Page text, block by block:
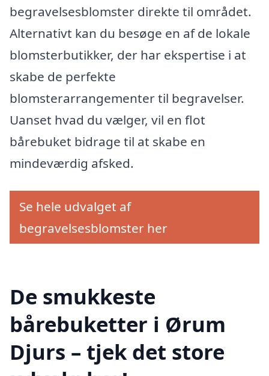
begravelsesblomster direkte til området.
Alternativt kan du besøge en af de lokale
blomsterbutikker, der har ekspertise i at
skabe de perfekte
blomsterarrangementer til begravelser.
Uanset hvad du vælger, vil en flot
bårebuket bidrage til at skabe en
mindeværdig afsked.
Se hele udvalget af
begravelsesblomster her
De smukkeste
bårebuketter i Ørum
Djurs – tjek det store